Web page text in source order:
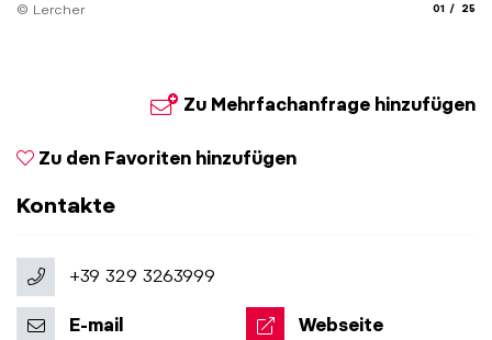
© Lercher 01 25
Zu Mehrfachanfrage hinzufügen
Zu den Favoriten hinzufügen
Kontakte
+39 329 3263999
E-mail Webseite